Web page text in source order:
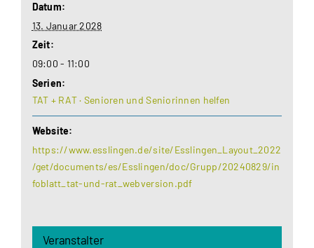
Datum:
13. Januar 2028
Zeit:
09:00 - 11:00
Serien:
TAT + RAT · Senioren und Seniorinnen helfen
Website:
https://www.esslingen.de/site/Esslingen_Layout_2022
/get/documents/es/Esslingen/doc/Grupp/20240829/in
foblatt_tat-und-rat_webversion.pdf
Veranstalter